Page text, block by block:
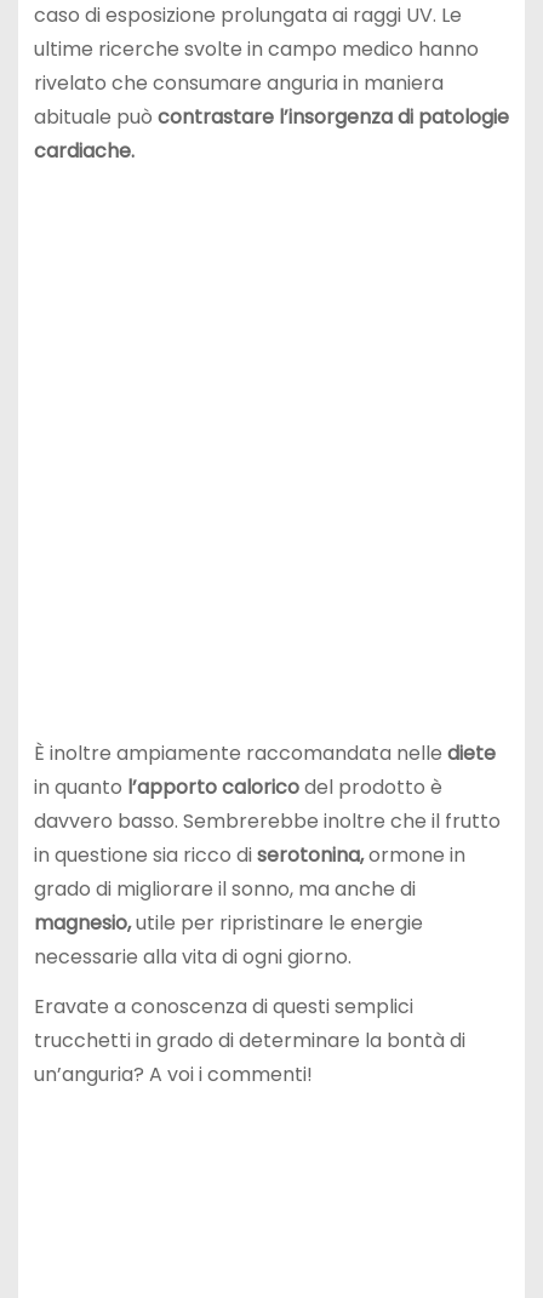
caso di esposizione prolungata ai raggi UV. Le
ultime ricerche svolte in campo medico hanno
rivelato che consumare anguria in maniera
abituale può contrastare l’insorgenza di patologie
cardiache.
È inoltre ampiamente raccomandata nelle diete
in quanto l’apporto caloricodel prodotto è
davvero basso. Sembrerebbe inoltre che il frutto
in questione sia ricco diserotonina,ormone in
grado di migliorare il sonno, ma anche di
magnesio,utile per ripristinare le energie
necessarie alla vita di ogni giorno.
Eravate a conoscenza di questi semplici
trucchetti in grado di determinare la bontà di
un’anguria? A voi i commenti!